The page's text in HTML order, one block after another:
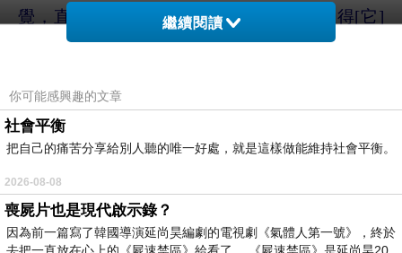
覺，直到現在這病程還是持續著，就是覺得[它]
一直都在。好吧，其實一直沒有真的認為是感
現，就是會莫名其妙地打噴嚏，說真的，痛痛快
快的打幾個噴嚏真的很過癮，可是幾次的過癮我
好像忽略了這是感冒的前兆，也是有倏忽閃過懷
疑的念頭，只是很快地忽略不相信，現在回想起
來，是我錯過了這次感冒的最前期的警告，一旦
開始了感冒的進程，這感冒就非得依照你的現況
繼續閱讀
你可能感興趣的文章
社會平衡
把自己的痛苦分享給別人聽的唯一好處，就是這樣做能維持社會平衡。
2026-08-08
喪屍片也是現代啟示錄？
因為前一篇寫了韓國導演延尚昊編劇的電視劇《氣體人第一號》，終於